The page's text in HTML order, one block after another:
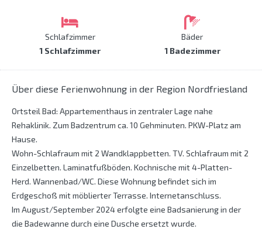
Schlafzimmer
1 Schlafzimmer
Bäder
1 Badezimmer
Über diese Ferienwohnung in der Region Nordfriesland
Ortsteil Bad: Appartementhaus in zentraler Lage nahe
Rehaklinik. Zum Badzentrum ca. 10 Gehminuten. PKW-Platz am
Hause.
Wohn-Schlafraum mit 2 Wandklappbetten. TV. Schlafraum mit 2
Einzelbetten. Laminatfußböden. Kochnische mit 4-Platten-
Herd. Wannenbad/WC. Diese Wohnung befindet sich im
Erdgeschoß mit möblierter Terrasse. Internetanschluss.
Im August/September 2024 erfolgte eine Badsanierung in der
die Badewanne durch eine Dusche ersetzt wurde.